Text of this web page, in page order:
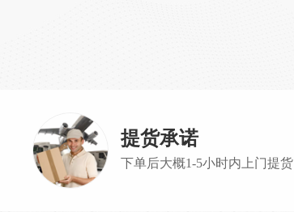
提货承诺
下单后大概1-5小时内上门提货